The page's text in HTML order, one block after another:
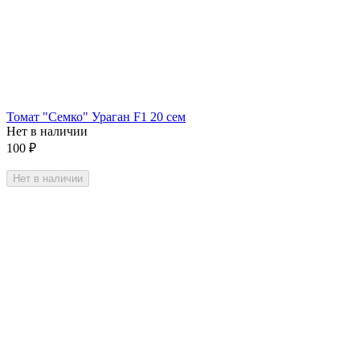
Томат "Семко" Ураган F1 20 сем
Нет в наличии
100 ₽
Нет в наличии